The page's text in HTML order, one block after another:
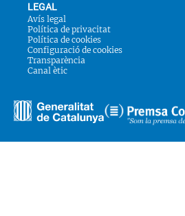
LEGAL
Avís legal
Política de privacitat
Política de cookies
Configuració de cookies
Transparència
Canal ètic